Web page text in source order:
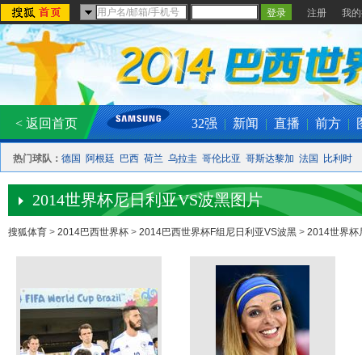
注册 我
< 返回首页 32强 | 新闻 | 直播 | 前方 |
热门球队： 德国 阿根廷 巴西 荷兰 乌拉圭 哥伦比亚 哥斯达黎加 法国 比利时
2014世界杯尼日利亚VS波黑图片
搜狐体育 > 2014巴西世界杯 > 2014巴西世界杯F组尼日利亚VS波黑 > 2014世界杯